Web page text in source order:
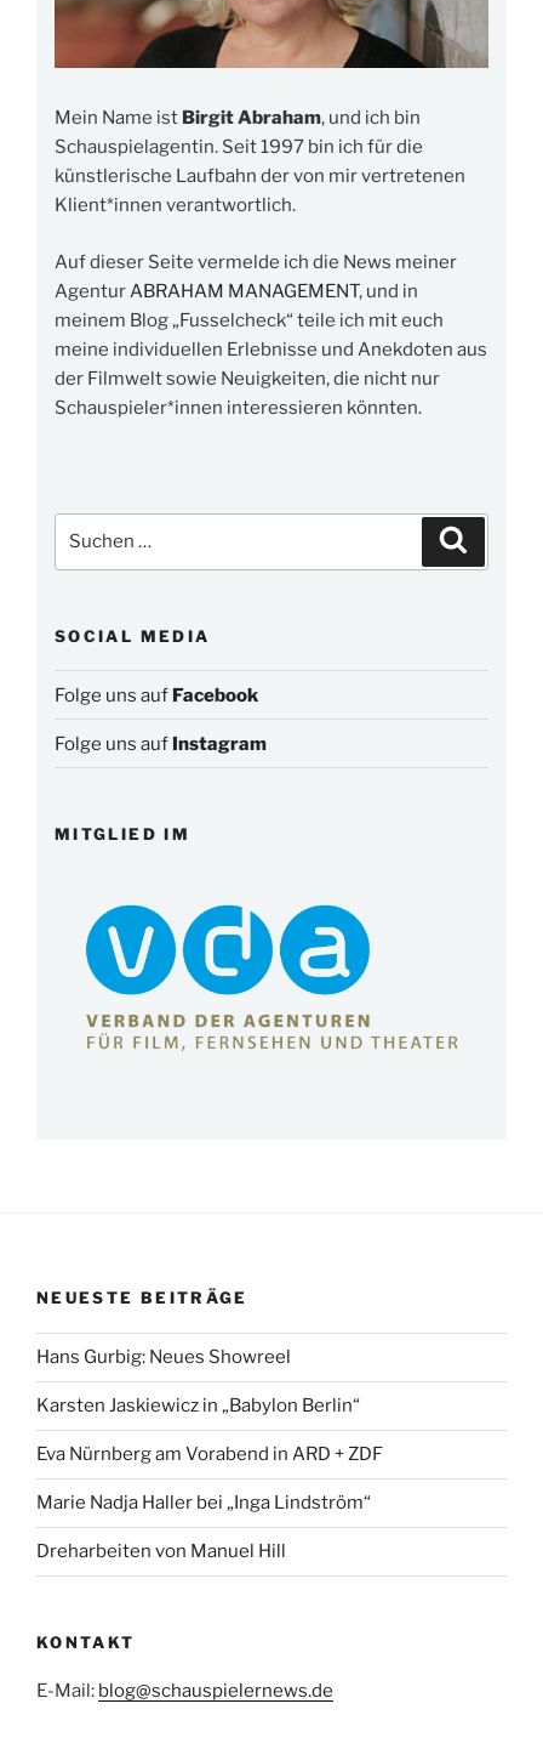
Mein Name ist Birgit Abraham, und ich bin
Schauspielagentin. Seit 1997 bin ich für die
künstlerische Laufbahn der von mir vertretenen
Klient*innen verantwortlich.
Auf dieser Seite vermelde ich die News meiner
Agentur ABRAHAM MANAGEMENT, und in
meinem Blog „Fusselcheck“ teile ich mit euch
meine individuellen Erlebnisse und Anekdoten aus
der Filmwelt sowie Neuigkeiten, die nicht nur
Schauspieler*innen interessieren könnten.
nach:
SOCIAL MEDIA
Folge uns auf Facebook
Folge uns auf Instagram
MITGLIED IM
NEUESTE BEITRÄGE
Hans Gurbig: Neues Showreel
Karsten Jaskiewicz in „Babylon Berlin“
Eva Nürnberg am Vorabend in ARD + ZDF
Marie Nadja Haller bei „Inga Lindström“
Dreharbeiten von Manuel Hill
KONTAKT
E-Mail: blog@schauspielernews.de